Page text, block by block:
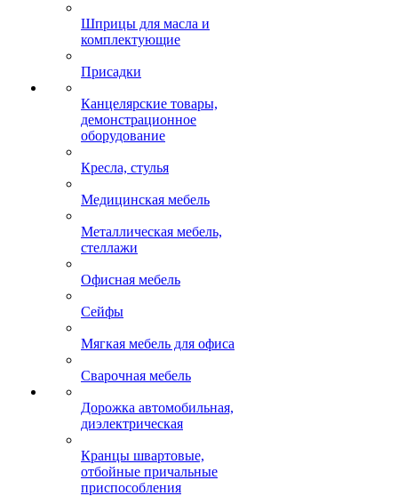
Шприцы для масла и
комплектующие
Присадки
Канцелярские товары,
демонстрационное
оборудование
Кресла, стулья
Медицинская мебель
Металлическая мебель,
стеллажи
Офисная мебель
Сейфы
Мягкая мебель для офиса
Сварочная мебель
Дорожка автомобильная,
диэлектрическая
Кранцы швартовые,
отбойные причальные
приспособления